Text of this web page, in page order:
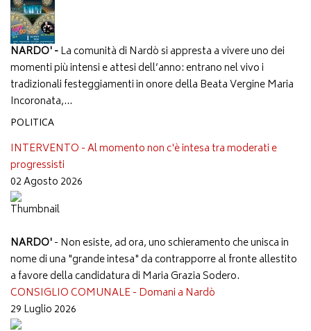
NARDO' -La comunità di Nardò si appresta a vivere uno dei
momenti più intensi e attesi dell’anno: entrano nel vivo i
tradizionali festeggiamenti in onore della Beata Vergine Maria
Incoronata,...
POLITICA
INTERVENTO - Al momento non c'è intesa tra moderati e
progressisti
02 Agosto 2026
NARDO'- Non esiste, ad ora, uno schieramento che unisca in
nome di una "grande intesa" da contrapporre al fronte allestito
a favore della candidatura di Maria Grazia Sodero.
CONSIGLIO COMUNALE - Domani a Nardò
29 Luglio 2026